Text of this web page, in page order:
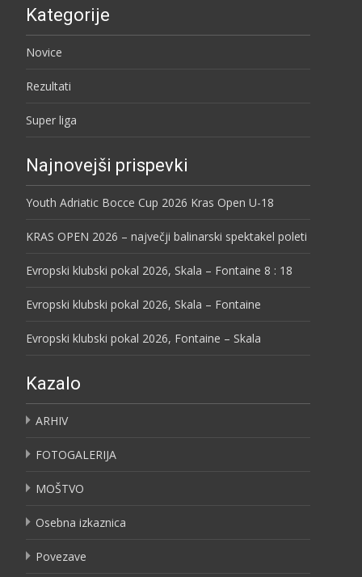
Kategorije
Novice
Rezultati
Super liga
Najnovejši prispevki
Youth Adriatic Bocce Cup 2026 Kras Open U-18
KRAS OPEN 2026 – največji balinarski spektakel poleti
Evropski klubski pokal 2026, Skala – Fontaine 8 : 18
Evropski klubski pokal 2026, Skala – Fontaine
Evropski klubski pokal 2026, Fontaine – Skala
Kazalo
ARHIV
FOTOGALERIJA
MOŠTVO
Osebna izkaznica
Povezave